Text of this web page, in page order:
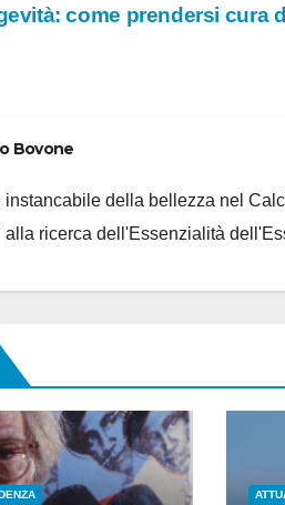
come prendersi cura
Bovone
instancabile della bellezza nel
alla ricerca dell'Essenzialità